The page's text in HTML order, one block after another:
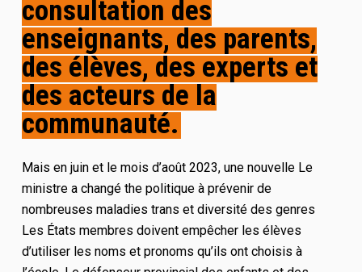
consultation des
enseignants, des parents,
des élèves, des experts et
des acteurs de la
communauté.
Mais en juinet le mois d’août2023,une nouvelle Le
ministre a changéthe politiqueàprévenir de
nombreuses maladies trans et diversité des genres
Les États membres doivent empêcher les élèves
d’utiliser les noms et pronoms qu’ils ont choisis à